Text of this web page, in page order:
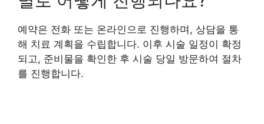
예약은 전화 또는 온라인으로 진행하며, 상담을 통
해 치료 계획을 수립합니다. 이후 시술 일정이 확정
되고, 준비물을 확인한 후 시술 당일 방문하여 절차
를 진행합니다.